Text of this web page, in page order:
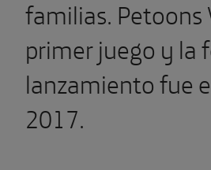
familias. Petoons
primer juego y la
lanzamiento fue
2017.